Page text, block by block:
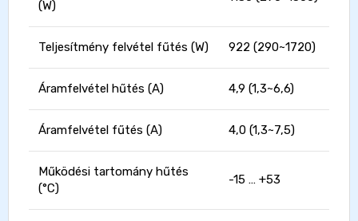
(W)
Teljesítmény felvétel fűtés (W) 922 (290~1720)
Áramfelvétel hűtés (A) 4,9 (1,3~6,6)
Áramfelvétel fűtés (A) 4,0 (1,3~7,5)
Működési tartomány hűtés
(°C)
-15 … +53